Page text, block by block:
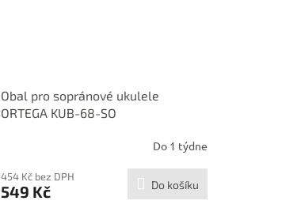
Obal pro sopránové ukulele
ORTEGA KUB-68-SO
Do 1 týdne
454 Kč bez DPH
549 Kč Do košíku